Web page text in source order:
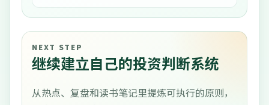
NEXT STEP
继续建立自己的投资判断系统
从热点、复盘和读书笔记里提炼可执行的原则，